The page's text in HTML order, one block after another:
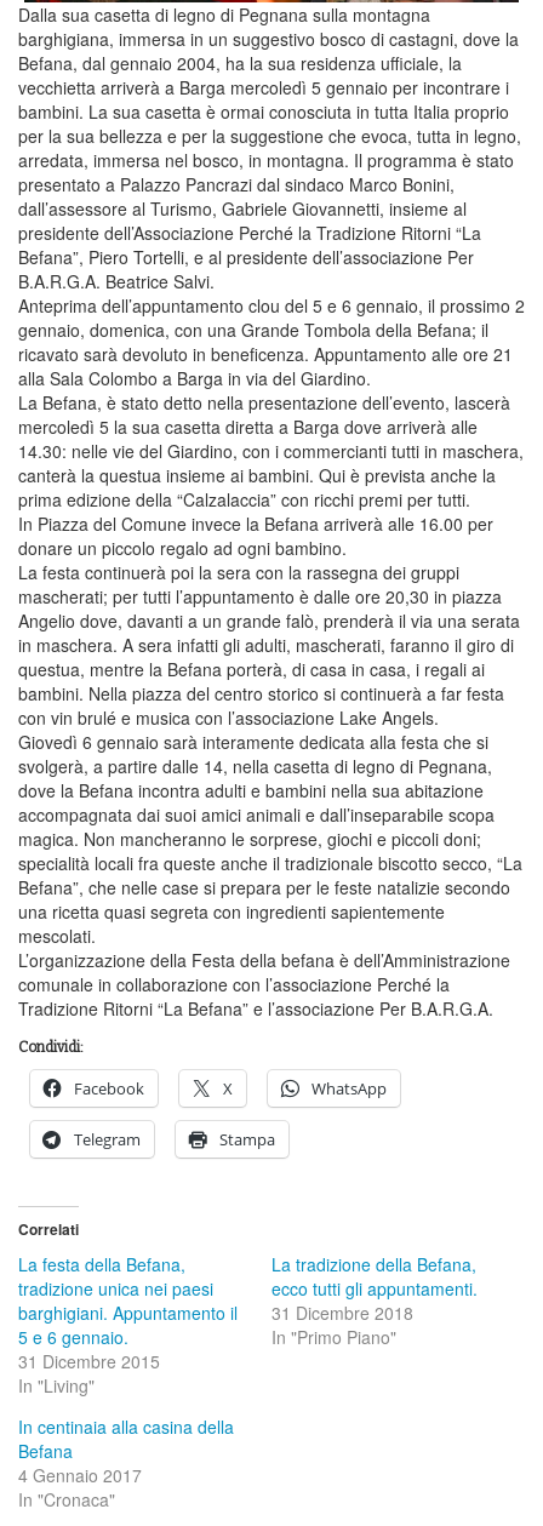
Dalla sua casetta di legno di Pegnana sulla montagna
barghigiana, immersa in un suggestivo bosco di castagni, dove la
Befana, dal gennaio 2004, ha la sua residenza ufficiale, la
vecchietta arriverà a Barga mercoledì 5 gennaio per incontrare i
bambini. La sua casetta è ormai conosciuta in tutta Italia proprio
per la sua bellezza e per la suggestione che evoca, tutta in legno,
arredata, immersa nel bosco, in montagna. Il programma è stato
presentato a Palazzo Pancrazi dal sindaco Marco Bonini,
dall’assessore al Turismo, Gabriele Giovannetti, insieme al
presidente dell’Associazione Perché la Tradizione Ritorni “La
Befana”, Piero Tortelli, e al presidente dell’associazione Per
B.A.R.G.A. Beatrice Salvi.
Anteprima dell’appuntamento clou del 5 e 6 gennaio, il prossimo 2
gennaio, domenica, con una Grande Tombola della Befana; il
ricavato sarà devoluto in beneficenza. Appuntamento alle ore 21
alla Sala Colombo a Barga in via del Giardino.
La Befana, è stato detto nella presentazione dell’evento, lascerà
mercoledì 5 la sua casetta diretta a Barga dove arriverà alle
14.30: nelle vie del Giardino, con i commercianti tutti in maschera,
canterà la questua insieme ai bambini. Qui è prevista anche la
prima edizione della “Calzalaccia” con ricchi premi per tutti.
In Piazza del Comune invece la Befana arriverà alle 16.00 per
donare un piccolo regalo ad ogni bambino.
La festa continuerà poi la sera con la rassegna dei gruppi
mascherati; per tutti l’appuntamento è dalle ore 20,30 in piazza
Angelio dove, davanti a un grande falò, prenderà il via una serata
in maschera. A sera infatti gli adulti, mascherati, faranno il giro di
questua, mentre la Befana porterà, di casa in casa, i regali ai
bambini. Nella piazza del centro storico si continuerà a far festa
con vin brulé e musica con l’associazione Lake Angels.
Giovedì 6 gennaio sarà interamente dedicata alla festa che si
svolgerà, a partire dalle 14, nella casetta di legno di Pegnana,
dove la Befana incontra adulti e bambini nella sua abitazione
accompagnata dai suoi amici animali e dall’inseparabile scopa
magica. Non mancheranno le sorprese, giochi e piccoli doni;
specialità locali fra queste anche il tradizionale biscotto secco, “La
Befana”, che nelle case si prepara per le feste natalizie secondo
una ricetta quasi segreta con ingredienti sapientemente
mescolati.
L’organizzazione della Festa della befana è dell’Amministrazione
comunale in collaborazione con l’associazione Perché la
Tradizione Ritorni “La Befana” e l’associazione Per B.A.R.G.A.
Condividi:
Facebook X WhatsApp
Telegram Stampa
Correlati
La festa della Befana,
tradizione unica nei paesi
barghigiani. Appuntamento il
5 e 6 gennaio.
31 Dicembre 2015
In "Living"
La tradizione della Befana,
ecco tutti gli appuntamenti.
31 Dicembre 2018
In "Primo Piano"
In centinaia alla casina della
Befana
4 Gennaio 2017
In "Cronaca"